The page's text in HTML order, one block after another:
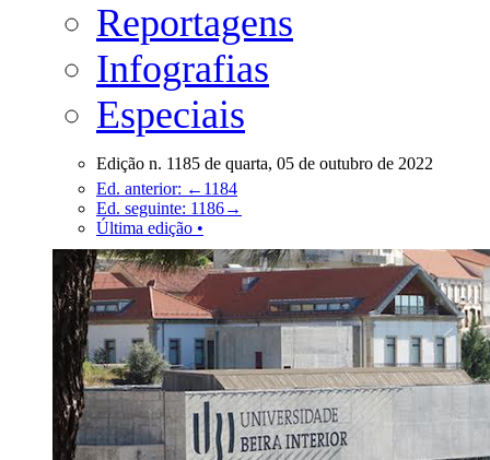
Reportagens
Infografias
Especiais
Edição n. 1185 de quarta, 05 de outubro de 2022
Ed. anterior: ←1184
Ed. seguinte: 1186→
Última edição •